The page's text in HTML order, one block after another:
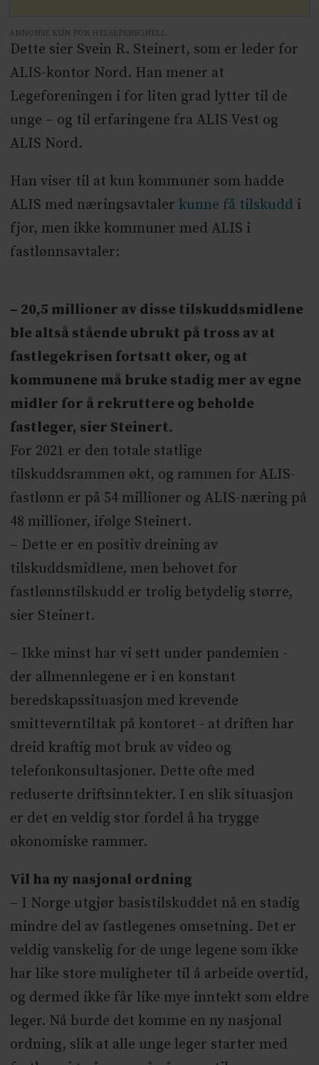
ANNONSE KUN FOR HELSEPERSONELL
Dette sier Svein R. Steinert, som er leder for
ALIS-kontor Nord. Han mener at
Legeforeningen i for liten grad lytter til de
unge – og til erfaringene fra ALIS Vest og
ALIS Nord.
Han viser til at kun kommuner som hadde
ALIS med næringsavtaler kunne få tilskuddi
fjor, men ikke kommuner med ALIS i
fastlønnsavtaler:
– 20,5 millioner av disse tilskuddsmidlene
ble altså stående ubrukt på tross av at
fastlegekrisen fortsatt øker, og at
kommunene må bruke stadig mer av egne
midler for å rekruttere og beholde
fastleger, sier Steinert.
For 2021 er den totale statlige
tilskuddsrammen økt, og rammen for ALIS-
fastlønn er på 54 millioner og ALIS-næring på
48 millioner, ifølge Steinert.
– Dette er en positiv dreining av
tilskuddsmidlene, men behovet for
fastlønnstilskudd er trolig betydelig større,
sier Steinert.
– Ikke minst har vi sett under pandemien -
der allmennlegene er i en konstant
beredskapssituasjon med krevende
smitteverntiltak på kontoret - at driften har
dreid kraftig mot bruk av video og
telefonkonsultasjoner. Dette ofte med
reduserte driftsinntekter. I en slik situasjon
er det en veldig stor fordel å ha trygge
økonomiske rammer.
Vil ha ny nasjonal ordning
– I Norge utgjør basistilskuddet nå en stadig
mindre del av fastlegenes omsetning. Det er
veldig vanskelig for de unge legene som ikke
har like store muligheter til å arbeide overtid,
og dermed ikke får like mye inntekt som eldre
leger. Nå burde det komme en ny nasjonal
ordning, slik at alle unge leger starter med